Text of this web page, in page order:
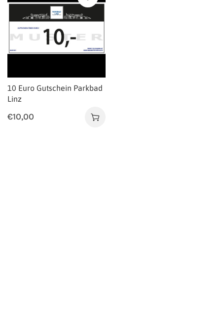
10 Euro Gutschein Parkbad
Linz
€10,00